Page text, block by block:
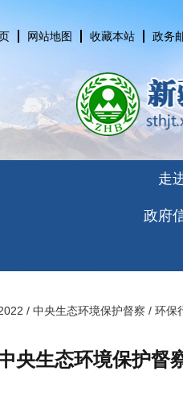
网站地图 收藏本站 政务
走
政府
/ 中央生态环境保护督察 / 环保
央生态环境保护督